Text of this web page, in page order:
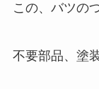
この、バツの
不要部品、塗